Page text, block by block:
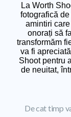
La Worth
fotografică
amintiri
onorați să
transformăm
va fi
Shoot pentru
de neuitat,
De cat timp